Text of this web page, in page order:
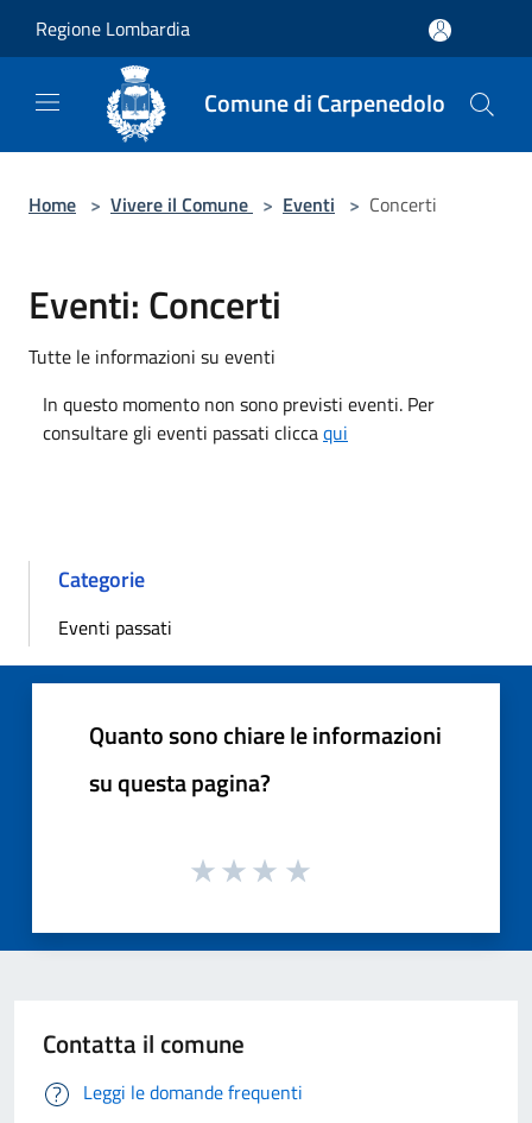
Regione Lombardia
Comune di Carpenedolo
Home > Vivere il Comune > Eventi > Concerti
Eventi: Concerti
Tutte le informazioni su eventi
In questo momento non sono previsti eventi. Per
consultare gli eventi passati cliccaqui
Categorie
Eventi passati
Quanto sono chiare le informazioni
su questa pagina?
Contatta il comune
Leggi le domande frequenti